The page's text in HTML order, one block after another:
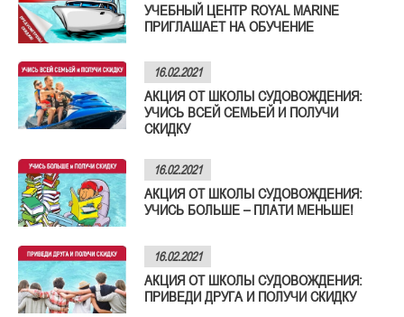
УЧЕБНЫЙ ЦЕНТР ROYAL MARINE
ПРИГЛАШАЕТ НА ОБУЧЕНИЕ
16.02.2021
АКЦИЯ ОТ ШКОЛЫ СУДОВОЖДЕНИЯ:
УЧИСЬ ВСЕЙ СЕМЬЕЙ И ПОЛУЧИ
СКИДКУ
16.02.2021
АКЦИЯ ОТ ШКОЛЫ СУДОВОЖДЕНИЯ:
УЧИСЬ БОЛЬШЕ – ПЛАТИ МЕНЬШЕ!
16.02.2021
АКЦИЯ ОТ ШКОЛЫ СУДОВОЖДЕНИЯ:
ПРИВЕДИ ДРУГА И ПОЛУЧИ СКИДКУ